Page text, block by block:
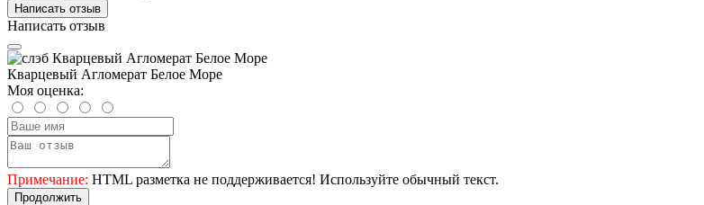
Написать отзыв
Написать отзыв
Кварцевый Агломерат Белое Море
Моя оценка:
Примечание: HTML разметка не поддерживается! Используйте обычный текст.
Продолжить